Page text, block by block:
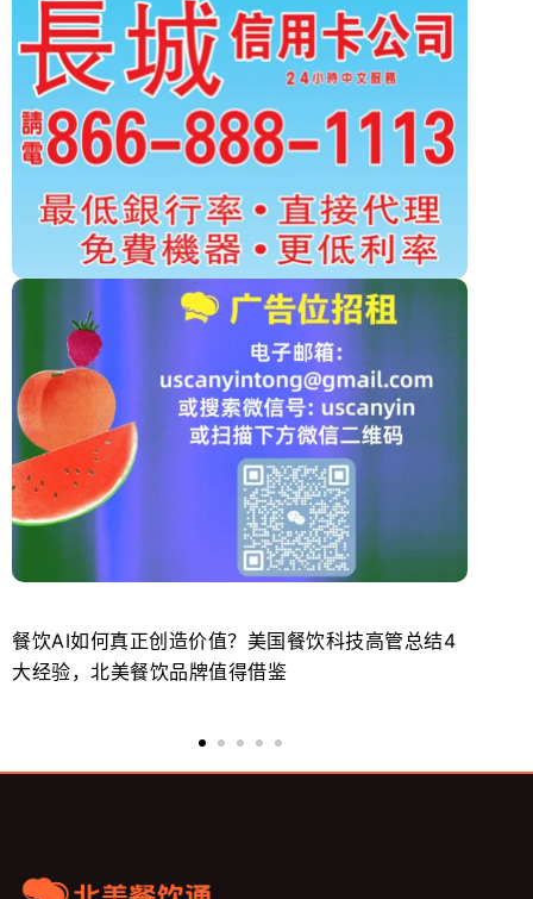
餐饮AI如何真正创造价值？美国餐饮科技高管总结4
大经验，北美餐饮品牌值得借鉴